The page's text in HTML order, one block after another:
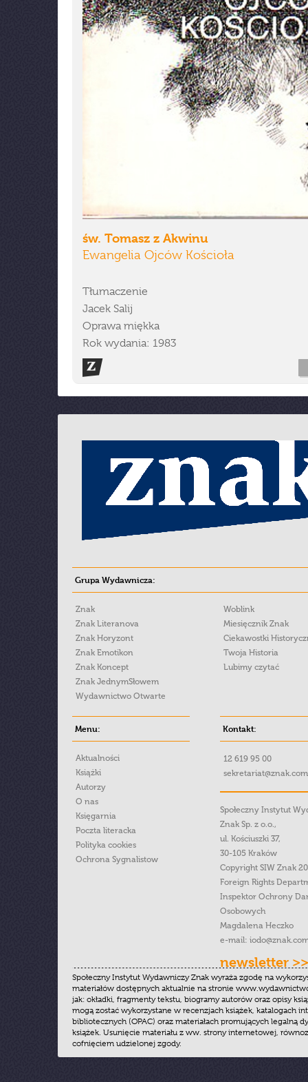
św. Tomasz z Akwinu
Ewangelia Ojców Kościoła
Tłumaczenie
Jacek Salij
Oprawa miękka
Rok wydania: 1983
Grupa Wydawnicza:
Znak
Znak Literanova
Znak Horyzont
Znak Emotikon
Znak Koncept
Znak JednymSłowem
Wydawnictwo Otwarte
Woblink
Miesięcznik Znak
Ciekawostki
Twoja Historia
Lubimy czytać
Menu:
Aktualności
Książki
Autorzy
O nas
Księgarnia
Poczta literacka
Polityka cookies
Ochrona Sygnalistow
Kontakt:
12 619 95 00
Społeczny Instytut
Znak Sp. z o.o.,
ul. Kościuszki 37,
30-105 Kraków
Copyright SIW Znak
Foreign Rights
Inspektor Ochrony
Osobowych
Magdalena Heczko
e-mail:
newsletter >>
Społeczny Instytut Wydawniczy Znak wyraża zgodę na
materiałów dostępnych aktualnie na stronie
jak: okładki, fragmenty tekstu, biogramy autorów oraz opisy
mogą zostać wykorzystane w recenzjach książek, katalogach
bibliotecznych (OPAC) oraz materiałach promujących legalną
książek. Usunięcie materiału z ww. strony internetowej,
cofnięciem udzielonej zgody.